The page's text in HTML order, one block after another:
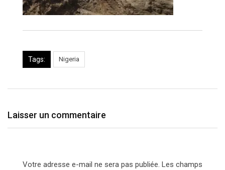
Tags: Nigeria
Laisser un commentaire
Votre adresse e-mail ne sera pas publiée. Les champs